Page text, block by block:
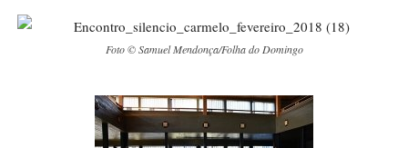
Foto © Samuel Mendonça/Folha do Domingo